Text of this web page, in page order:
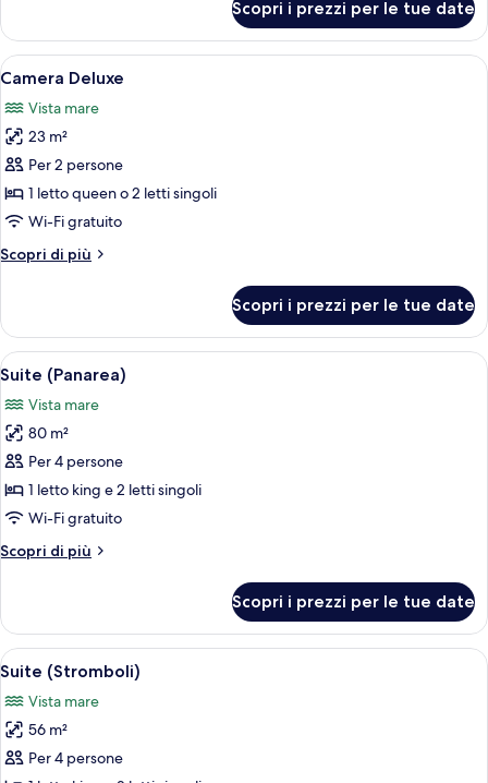
Comfort,
vista
mare
Scopri i prezzi per le tue date
Apri
tutte
le
foto
per
Camera
Deluxe
Una terrazza con sedie in vimini e
12
Camera Deluxe
Vista mare
23 m²
Per 2 persone
1 letto queen o 2 letti singoli
Wi-Fi gratuito
Scopri di più
Altri
Deluxe
Scopri i prezzi per le tue date
Apri
tutte
le
foto
per
Suite
(Panarea)
Una camera d'albergo con un letto,
16
Suite (Panarea)
Vista mare
80 m²
Per 4 persone
1 letto king e 2 letti singoli
Wi-Fi gratuito
Scopri di più
Altri
(Panarea)
Scopri i prezzi per le tue date
Apri
tutte
le
foto
per
Un'area relax all'aperto con vista sul
9
Suite (Stromboli)
Vista mare
56 m²
Per 4 persone